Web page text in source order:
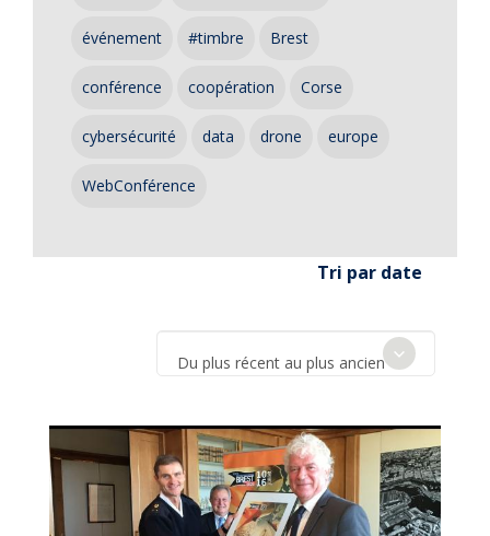
événement #timbre Brest
conférence coopération Corse
cybersécurité data drone europe
WebConférence
Tri par date
Du plus récent au plus ancien